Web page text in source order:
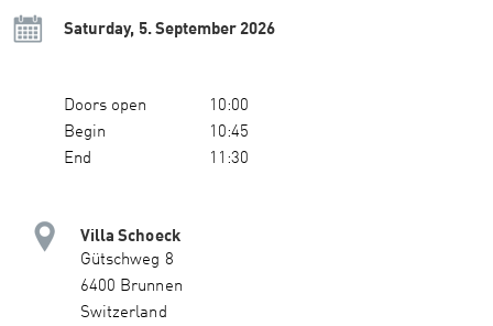
Saturday, 5. September 2026
Doors open
10:00
Begin
10:45
End
11:30
Villa Schoeck
Gütschweg 8
6400 Brunnen
Switzerland